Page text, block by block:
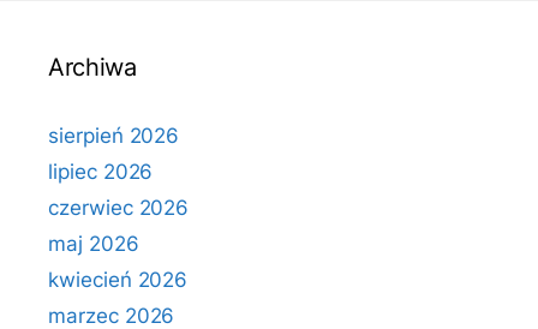
Archiwa
sierpień 2026
lipiec 2026
czerwiec 2026
maj 2026
kwiecień 2026
marzec 2026